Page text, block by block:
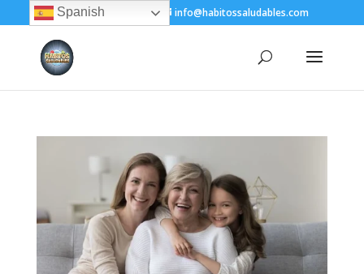
+(505) 8200-1450 info@habitossaludables.com
Spanish